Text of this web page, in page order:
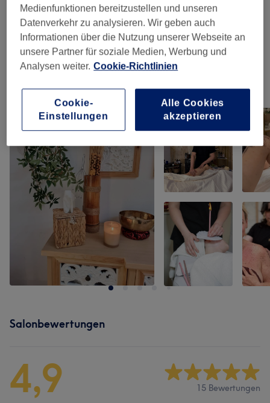
Ayurveda & Östliche MassageTechniken 3) ab 50 €
Natürliche Körperbehandlung (1) 49 €
Unsere Arbeit
Bild anklicken für weitere Details
Salonbewertungen
4,9 15 Bewertungen
Medienfunktionen bereitzustellen und unseren
Datenverkehr zu analysieren. Wir geben auch
Informationen über die Nutzung unserer Webseite an
unsere Partner für soziale Medien, Werbung und
Analysen weiter. Cookie-Richtlinien
Cookie-
Einstellungen
Alle Cookies
akzeptieren